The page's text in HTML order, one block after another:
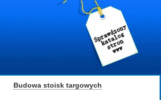
Budowa stoisk targowych